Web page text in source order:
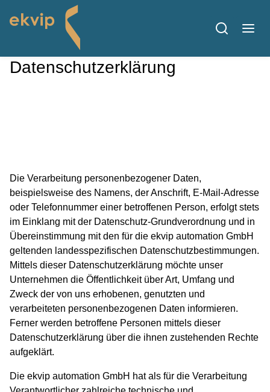
Datenschutzerklärung
Die Verarbeitung personenbezogener Daten,
beispielsweise des Namens, der Anschrift, E-Mail-Adresse
oder Telefonnummer einer betroffenen Person, erfolgt stets
im Einklang mit der Datenschutz-Grundverordnung und in
Übereinstimmung mit den für die ekvip automation GmbH
geltenden landesspezifischen Datenschutzbestimmungen.
Mittels dieser Datenschutzerklärung möchte unser
Unternehmen die Öffentlichkeit über Art, Umfang und
Zweck der von uns erhobenen, genutzten und
verarbeiteten personenbezogenen Daten informieren.
Ferner werden betroffene Personen mittels dieser
Datenschutzerklärung über die ihnen zustehenden Rechte
aufgeklärt.
Die ekvip automation GmbH hat als für die Verarbeitung